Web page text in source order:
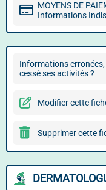
MOYENS DE
Informations
Informations
cessé ses activités ?
Modifier cette
Supprimer cette